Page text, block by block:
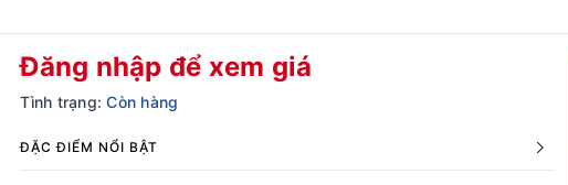
Đăng nhập để xem giá
Tình trạng: Còn hàng
ĐẶC ĐIỂM NỔI BẬT